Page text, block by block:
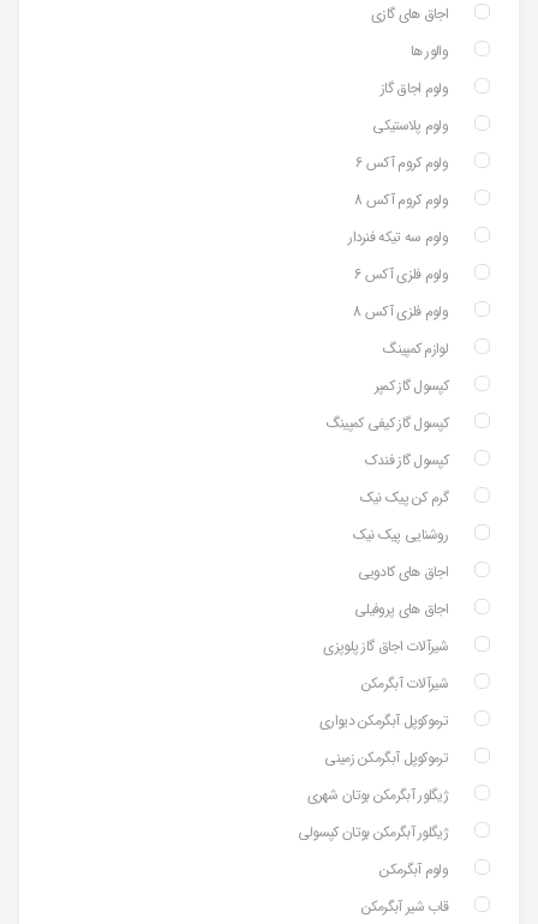
اجاق های گازی
والور ها
ولوم اجاق گاز
ولوم پلاستیکی
ولوم کروم آکس 6
ولوم کروم آکس 8
ولوم سه تیکه فنردار
ولوم فلزی آکس 6
ولوم فلزی آکس 8
لوازم کمپینگ
کپسول گاز کمپر
کپسول گاز کیفی کمپینگ
کپسول گاز فندک
گرم کن پیک نیک
روشنایی پیک نیک
اجاق های کادویی
اجاق های پروفیلی
شیرآلات اجاق گاز پلوپزی
شیرآلات آبگرمکن
ترموکوپل آبگرمکن دیواری
ترموکوپل آبگرمکن زمینی
ژیگلور آبگرمکن بوتان شهری
ژیگلور آبگرمکن بوتان کپسولی
ولوم آبگرمکن
قاب شیر آبگرمکن